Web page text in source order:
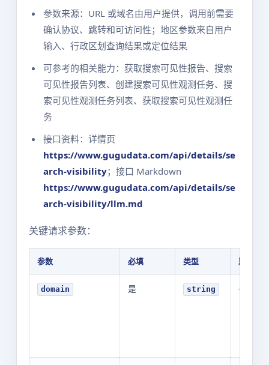
参数来源：URL 或域名由用户提供，调用前需要
确认协议、跳转和可访问性；地区参数来自用户
输入、行政区划查询结果或定位结果
可参考的相关能力：获取搜索可见性报告、搜索
可见性报告列表、创建搜索可见性观测任务、搜
索可见性观测任务列表、获取搜索可见性观测任
务
接口资料：详情页
https://www.gugudata.com/api/details/se
arch-visibility；接口 Markdown
https://www.gugudata.com/api/details/se
arch-visibility/llm.md
关键请求参数：
参数 必填 类型 默认值
domain 是 string -